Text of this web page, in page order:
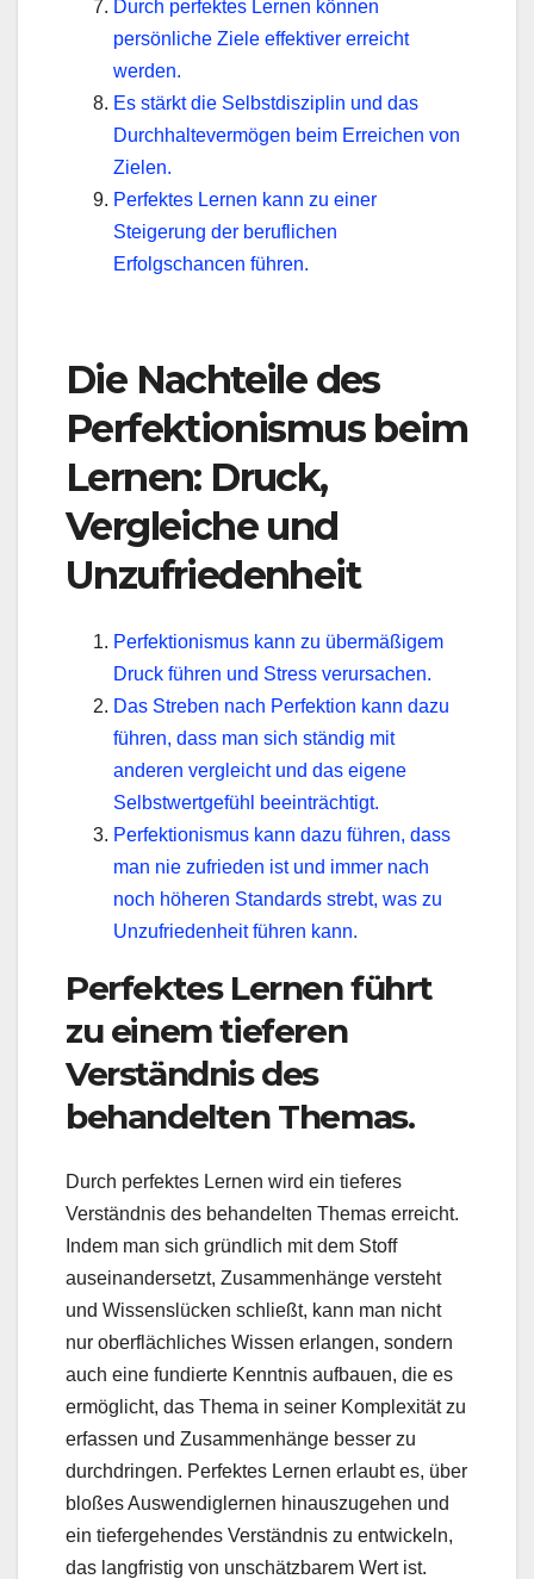
Durch perfektes Lernen können
persönliche Ziele effektiver erreicht
werden.
Es stärkt die Selbstdisziplin und das
Durchhaltevermögen beim Erreichen von
Zielen.
Perfektes Lernen kann zu einer
Steigerung der beruflichen
Erfolgschancen führen.
Die Nachteile des
Perfektionismus beim
Lernen: Druck,
Vergleiche und
Unzufriedenheit
Perfektionismus kann zu übermäßigem
Druck führen und Stress verursachen.
Das Streben nach Perfektion kann dazu
führen, dass man sich ständig mit
anderen vergleicht und das eigene
Selbstwertgefühl beeinträchtigt.
Perfektionismus kann dazu führen, dass
man nie zufrieden ist und immer nach
noch höheren Standards strebt, was zu
Unzufriedenheit führen kann.
Perfektes Lernen führt
zu einem tieferen
Verständnis des
behandelten Themas.
Durch perfektes Lernen wird ein tieferes
Verständnis des behandelten Themas erreicht.
Indem man sich gründlich mit dem Stoff
auseinandersetzt, Zusammenhänge versteht
und Wissenslücken schließt, kann man nicht
nur oberflächliches Wissen erlangen, sondern
auch eine fundierte Kenntnis aufbauen, die es
ermöglicht, das Thema in seiner Komplexität zu
erfassen und Zusammenhänge besser zu
durchdringen. Perfektes Lernen erlaubt es, über
bloßes Auswendiglernen hinauszugehen und
ein tiefergehendes Verständnis zu entwickeln,
das langfristig von unschätzbarem Wert ist.